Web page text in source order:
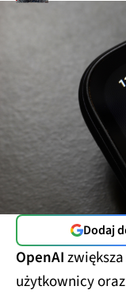
Dodaj
OpenAI
użytkownicy